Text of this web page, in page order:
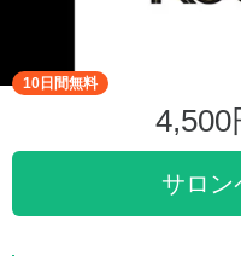
10日間無料
4,500
サロン